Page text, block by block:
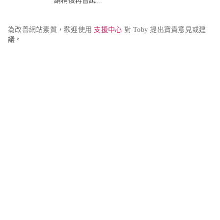
為改善網站素質，歡迎使用 支援中心 對 Toby 提出寶貴意見或建
議。